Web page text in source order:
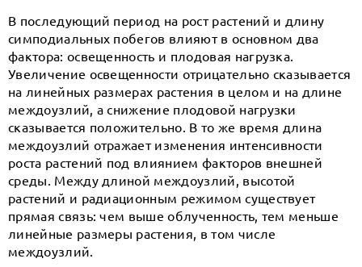
В последующий период на рост растений и длину
симподиальных побегов влияют в основном два
фактора: освещенность и плодовая нагрузка.
Увеличение освещенности отрицательно сказывается
на линейных размерах растения в целом и на длине
междоузлий, а снижение плодовой нагрузки
сказывается положительно. В то же время длина
междоузлий отражает изменения интенсивности
роста растений под влиянием факторов внешней
среды. Между длиной междоузлий, высотой
растений и радиационным режимом существует
прямая связь: чем выше облученность, тем меньше
линейные размеры растения, в том числе
междоузлий.